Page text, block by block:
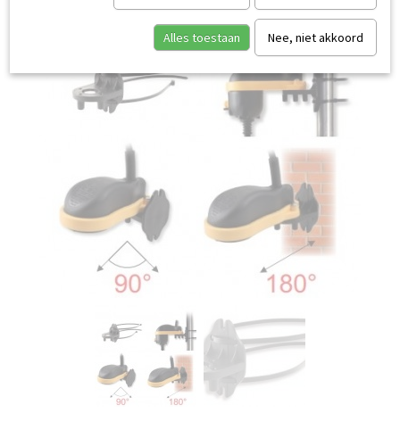
Alles toestaan Nee, niet akkoord